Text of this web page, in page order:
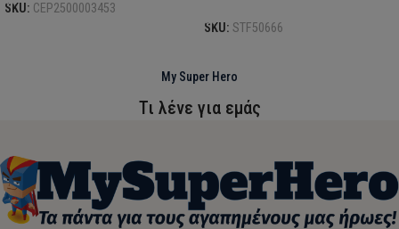
SKU: CEP2500003453
SKU: STF50666
My Super Hero
Τι λένε για εμάς